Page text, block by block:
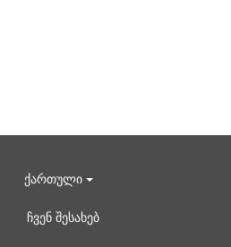
ქართული
ჩვენ შესახებ